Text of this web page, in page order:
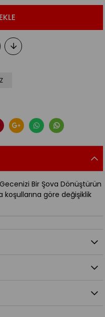
Bir Şova Dönüştürün
koşullarına göre değişiklik